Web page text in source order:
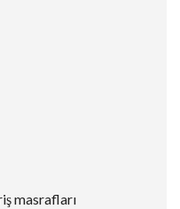
masrafları